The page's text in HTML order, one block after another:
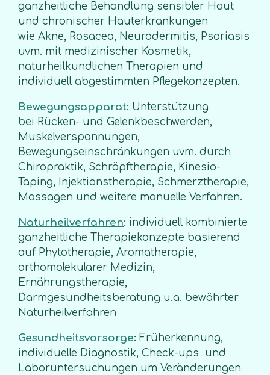
ganzheitliche Behandlung sensibler Haut
und chronischer Hauterkrankungen
wie Akne, Rosacea, Neurodermitis, Psoriasis
uvm. mit medizinischer Kosmetik,
naturheilkundlichen Therapien und
individuell abgestimmten Pflegekonzepten.
Bewegungsapparat: Unterstützung
bei Rücken- und Gelenkbeschwerden,
Muskelverspannungen,
Bewegungseinschränkungen uvm. durch
Chiropraktik, Schröpftherapie, Kinesio-
Taping, Injektionstherapie, Schmerztherapie,
Massagen und weitere manuelle Verfahren.
Naturheilverfahren: individuell kombinierte
ganzheitliche Therapiekonzepte basierend
auf Phytotherapie, Aromatherapie,
orthomolekularer Medizin,
Ernährungstherapie,
Darmgesundheitsberatung u.a. bewährter
Naturheilverfahren
Gesundheitsvorsorge: Früherkennung,
individuelle Diagnostik, Check-ups und
Laboruntersuchungen um Veränderungen